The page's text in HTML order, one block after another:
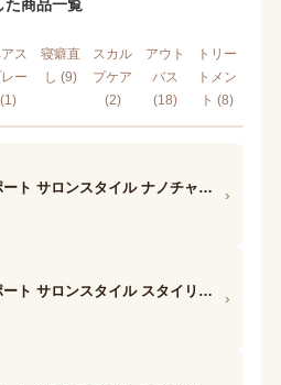
た商品一覧
ス
ー
(1)
寝癖直
し (9)
スカル
プケア
(2)
アウト
バス
(18)
トリー
トメン
ト (8)
コーセーコスメポート サロンスタイル ナノチャージ スタイリングムース(くっきりウェービー) ›
コーセーコスメポート サロンスタイル スタイリングムース(スーパーハード) ›